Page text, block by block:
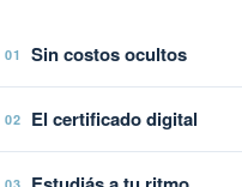
01 Sin costos ocultos
02 El certificado digital